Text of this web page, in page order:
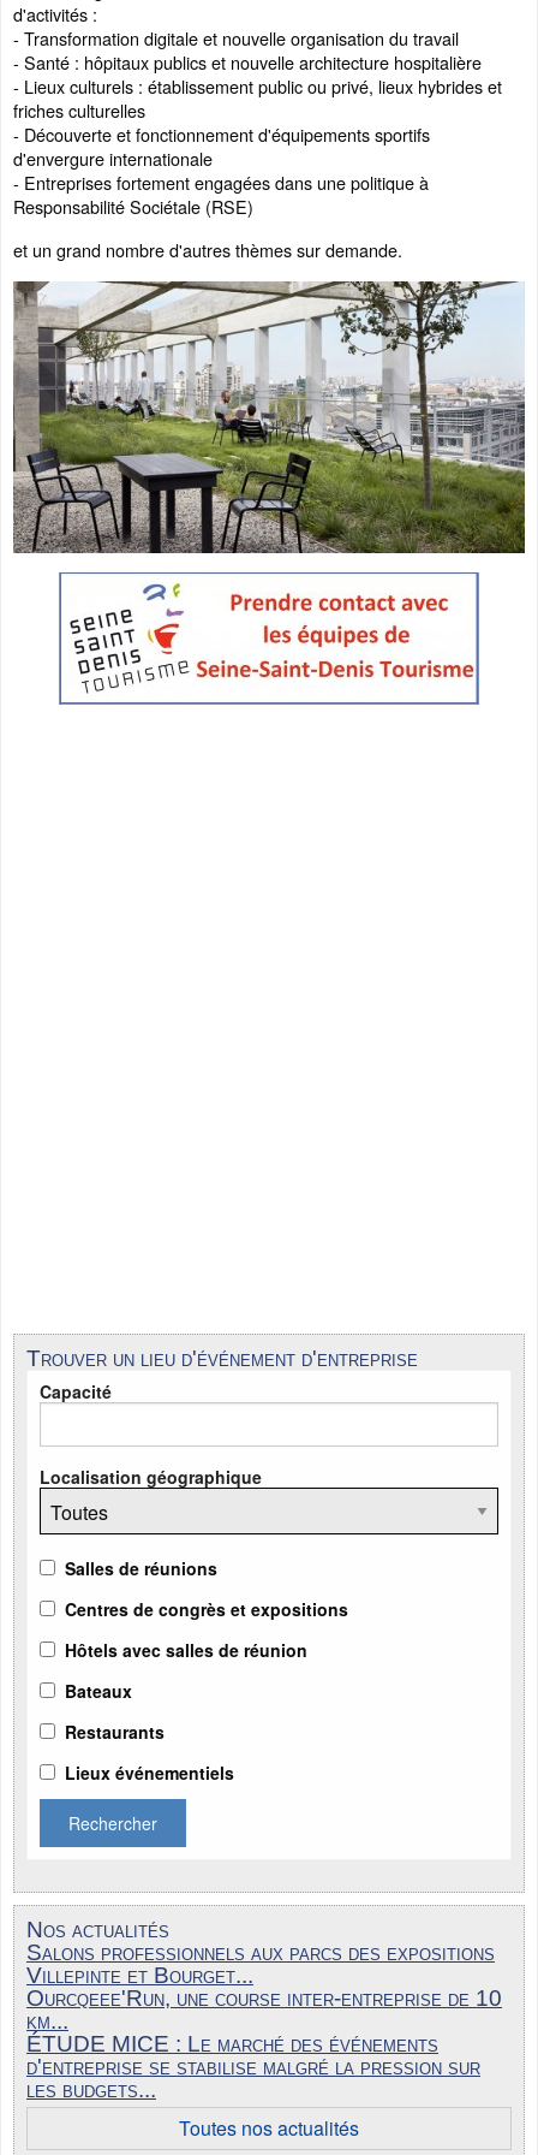
d'activités :
- Transformation digitale et nouvelle organisation du travail
- Santé : hôpitaux publics et nouvelle architecture hospitalière
- Lieux culturels : établissement public ou privé, lieux hybrides et
friches culturelles
- Découverte et fonctionnement d'équipements sportifs
d'envergure internationale
- Entreprises fortement engagées dans une politique à
Responsabilité Sociétale (RSE)
et un grand nombre d'autres thèmes sur demande.
Trouver un lieu d'événement d'entreprise
Capacité
Localisation géographique
Salles de réunions
Centres de congrès et expositions
Hôtels avec salles de réunion
Bateaux
Restaurants
Lieux événementiels
Rechercher
Nos actualités
Salons professionnels aux parcs des expositions
Villepinte et Bourget...
Ourcqeee'Run, une course inter-entreprise de 10
km...
ÉTUDE MICE : Le marché des événements
d'entreprise se stabilise malgré la pression sur
les budgets...
Toutes nos actualités